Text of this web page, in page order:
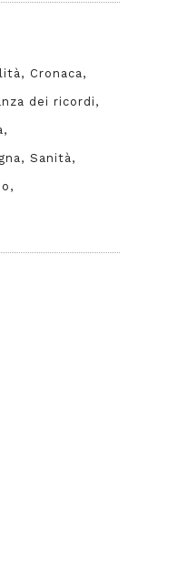
Cronaca
dei ricordi
Sanità